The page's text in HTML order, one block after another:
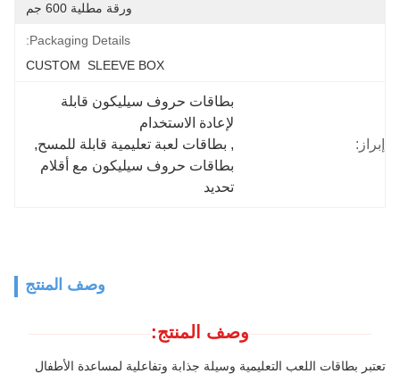
ورقة مطلية 600 جم
Packaging Details:
CUSTOM  SLEEVE BOX
إبراز:
بطاقات حروف سيليكون قابلة
لإعادة الاستخدام
, بطاقات لعبة تعليمية قابلة للمسح,
بطاقات حروف سيليكون مع أقلام
تحديد
وصف المنتج
وصف المنتج:
تعتبر بطاقات اللعب التعليمية وسيلة جذابة وتفاعلية لمساعدة الأطفال